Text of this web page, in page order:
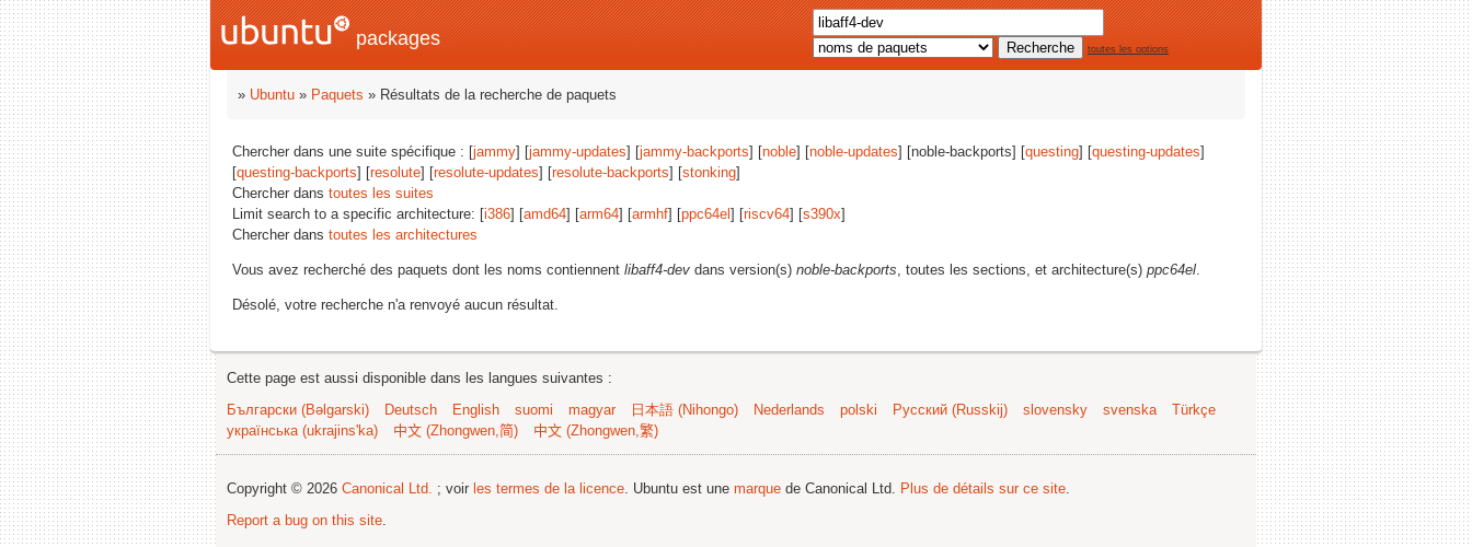
packages toutes les options
» Ubuntu » Paquets » Résultats de la recherche de paquets
Chercher dans une suite spécifique : [jammy] [jammy-updates] [jammy-backports] [noble] [noble-updates] [noble-backports] [questing] [questing-updates]
[questing-backports] [resolute] [resolute-updates] [resolute-backports] [stonking]
Chercher dans toutes les suites
Limit search to a specific architecture: [i386] [amd64] [arm64] [armhf] [ppc64el ] [riscv64] [s390x]
Chercher dans toutes les architectures
Vous avez recherché des paquets dont les noms contiennent libaff4-dev dans version(s) noble-backports, toutes les sections, et architecture(s) ppc64el.
Désolé, votre recherche n'a renvoyé aucun résultat.
Cette page est aussi disponible dans les langues suivantes :
Български (Bəlgarski)
Deutsch English suomi magyar 日本語 (Nihongo) Nederlands polski Русский (Russkij) slovensky svenska
Türkçe
українська (ukrajins'ka)
中文 (Zhongwen,简) 中文 (Zhongwen,繁)
Copyright © 2026 Canonical Ltd. ; voir les termes de la licence. Ubuntu est une marque de Canonical Ltd. Plus de détails sur ce site.
Report a bug on this site.